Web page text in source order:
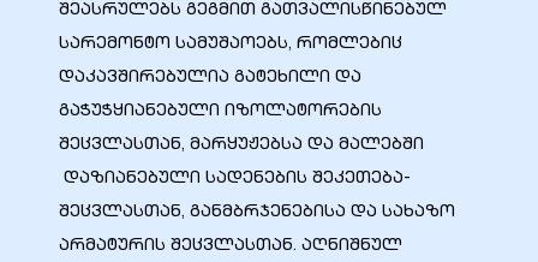
შეასრულებს გეგმით გათვალისწინებულ
სარემონტო სამუშაოებს, რომლებიც
დაკავშირებულია გატეხილი და
გაჭუჭყიანებული იზოლატორების
შეცვლასთან, მარყუჟებსა და მალებში
დაზიანებული სადენების შეკეთება-
შეცვლასთან, განმბრჯენებისა და სახაზო
არმატურის შეცვლასთან. აღნიშნულ